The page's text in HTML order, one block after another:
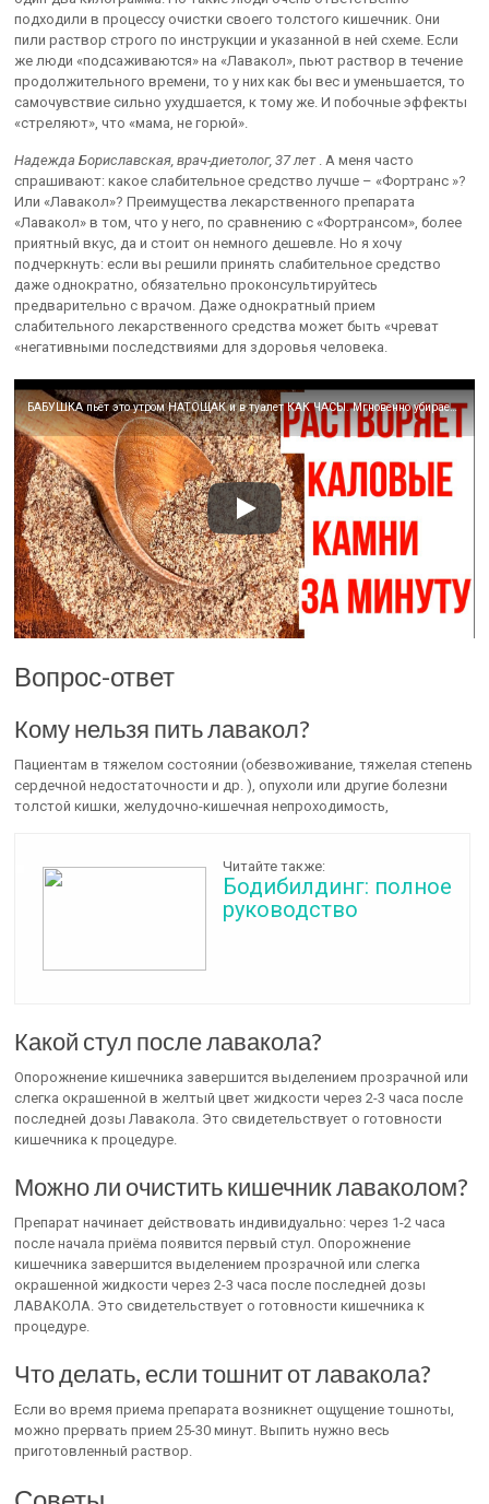
подходили в процессу очистки своего толстого кишечник. Они
пили раствор строго по инструкции и указанной в ней схеме. Если
же люди «подсаживаются» на «Лавакол», пьют раствор в течение
продолжительного времени, то у них как бы вес и уменьшается, то
самочувствие сильно ухудшается, к тому же. И побочные эффекты
«стреляют», что «мама, не горюй».
Надежда Бориславская, врач-диетолог, 37 лет. А меня часто
спрашивают: какое слабительное средство лучше – «Фортранс »?
Или «Лавакол»? Преимущества лекарственного препарата
«Лавакол» в том, что у него, по сравнению с «Фортрансом», более
приятный вкус, да и стоит он немного дешевле. Но я хочу
подчеркнуть: если вы решили принять слабительное средство
даже однократно, обязательно проконсультируйтесь
предварительно с врачом. Даже однократный прием
слабительного лекарственного средства может быть «чреват
«негативными последствиями для здоровья человека.
БАБУШКА пьёт это утром НАТОЩАК и в туалет КАК ЧАСЫ. Мгновенно убирает запор и тяжесть в печени.
Вопрос-ответ
Кому нельзя пить лавакол?
Пациентам в тяжелом состоянии (обезвоживание, тяжелая степень
сердечной недостаточности и др. ), опухоли или другие болезни
толстой кишки, желудочно-кишечная непроходимость,
Читайте также:
Бодибилдинг: полное
руководство
Какой стул после лавакола?
Опорожнение кишечника завершится выделением прозрачной или
слегка окрашенной в желтый цвет жидкости через 2-3 часа после
последней дозы Лавакола. Это свидетельствует о готовности
кишечника к процедуре.
Можно ли очистить кишечник лаваколом?
Препарат начинает действовать индивидуально: через 1-2 часа
после начала приёма появится первый стул. Опорожнение
кишечника завершится выделением прозрачной или слегка
окрашенной жидкости через 2-3 часа после последней дозы
ЛАВАКОЛА. Это свидетельствует о готовности кишечника к
процедуре.
Что делать, если тошнит от лавакола?
Если во время приема препарата возникнет ощущение тошноты,
можно прервать прием 25-30 минут. Выпить нужно весь
приготовленный раствор.